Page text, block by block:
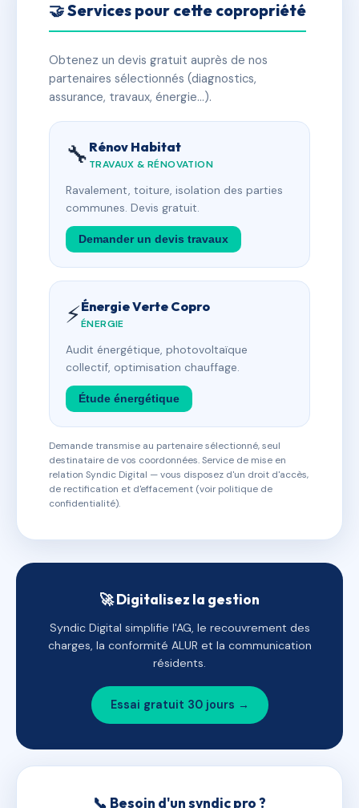
🤝 Services pour cette copropriété
Obtenez un devis gratuit auprès de nos
partenaires sélectionnés (diagnostics,
assurance, travaux, énergie…).
🔧 Rénov Habitat
TRAVAUX & RÉNOVATION
Ravalement, toiture, isolation des parties
communes. Devis gratuit.
Demander un devis travaux
⚡Énergie Verte Copro
ÉNERGIE
Audit énergétique, photovoltaïque
collectif, optimisation chauffage.
Étude énergétique
Demande transmise au partenaire sélectionné, seul
destinataire de vos coordonnées. Service de mise en
relation Syndic Digital — vous disposez d'un droit d'accès,
de rectification et d'effacement (voir politique de
confidentialité).
🚀 Digitalisez la gestion
Syndic Digital simplifie l'AG, le recouvrement des
charges, la conformité ALUR et la communication
résidents.
Essai gratuit 30 jours →
📞 Besoin d'un syndic pro ?